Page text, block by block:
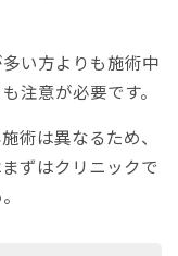
い方よりも施術中
注意が必要です。
術は異なるため、
ずはクリニックで